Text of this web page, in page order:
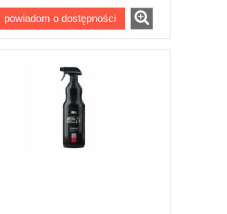
powiadom o dostępności